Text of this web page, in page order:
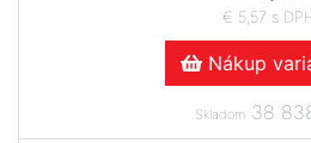
€ 5,57 s
Nákup
Skladom 38